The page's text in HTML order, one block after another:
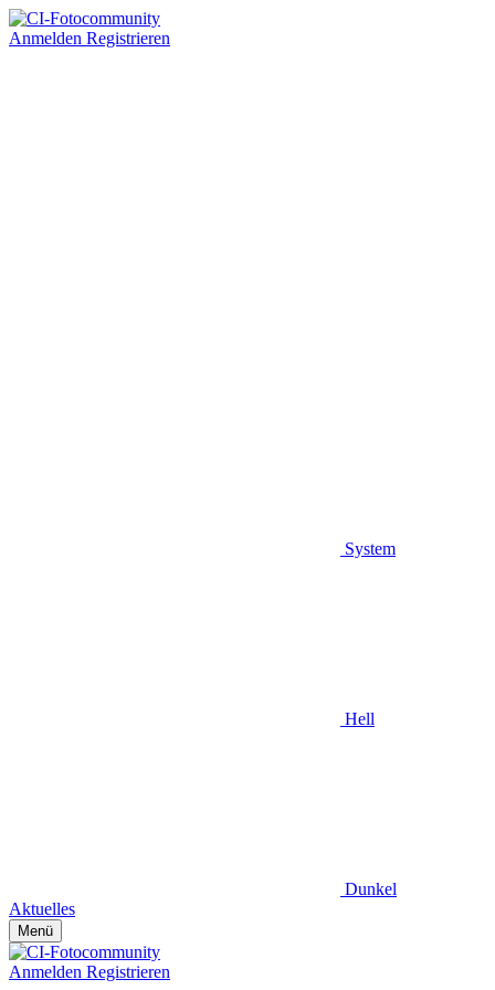
Anmelden Registrieren
System
Hell
Dunkel
Aktuelles
Menü
Anmelden Registrieren